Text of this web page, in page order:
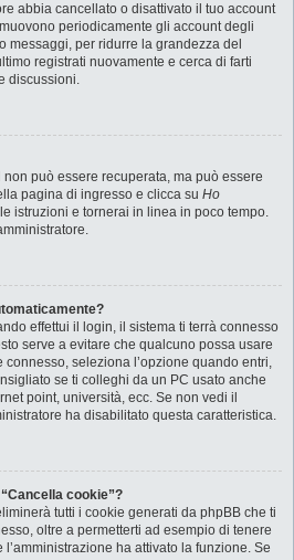
abbia cancellato o disattivato il tuo account
periodicamente gli account degli
messaggi, per ridurre la grandezza del
registrati nuovamente e cerca di farti
discussioni.
può essere recuperata, ma può essere
pagina di ingresso e clicca su Ho
istruzioni e tornerai in linea in poco tempo.
effettui il login, il sistema ti terrà connesso
serve a evitare che qualcuno possa usare
seleziona l’opzione quando entri,
se ti colleghi da un PC usato anche
point, università, ecc. Se non vedi il
ha disabilitato questa caratteristica.
cookie”?
tutti i cookie generati da phpBB che ti
oltre a permetterti ad esempio di tenere
ha attivato la funzione. Se